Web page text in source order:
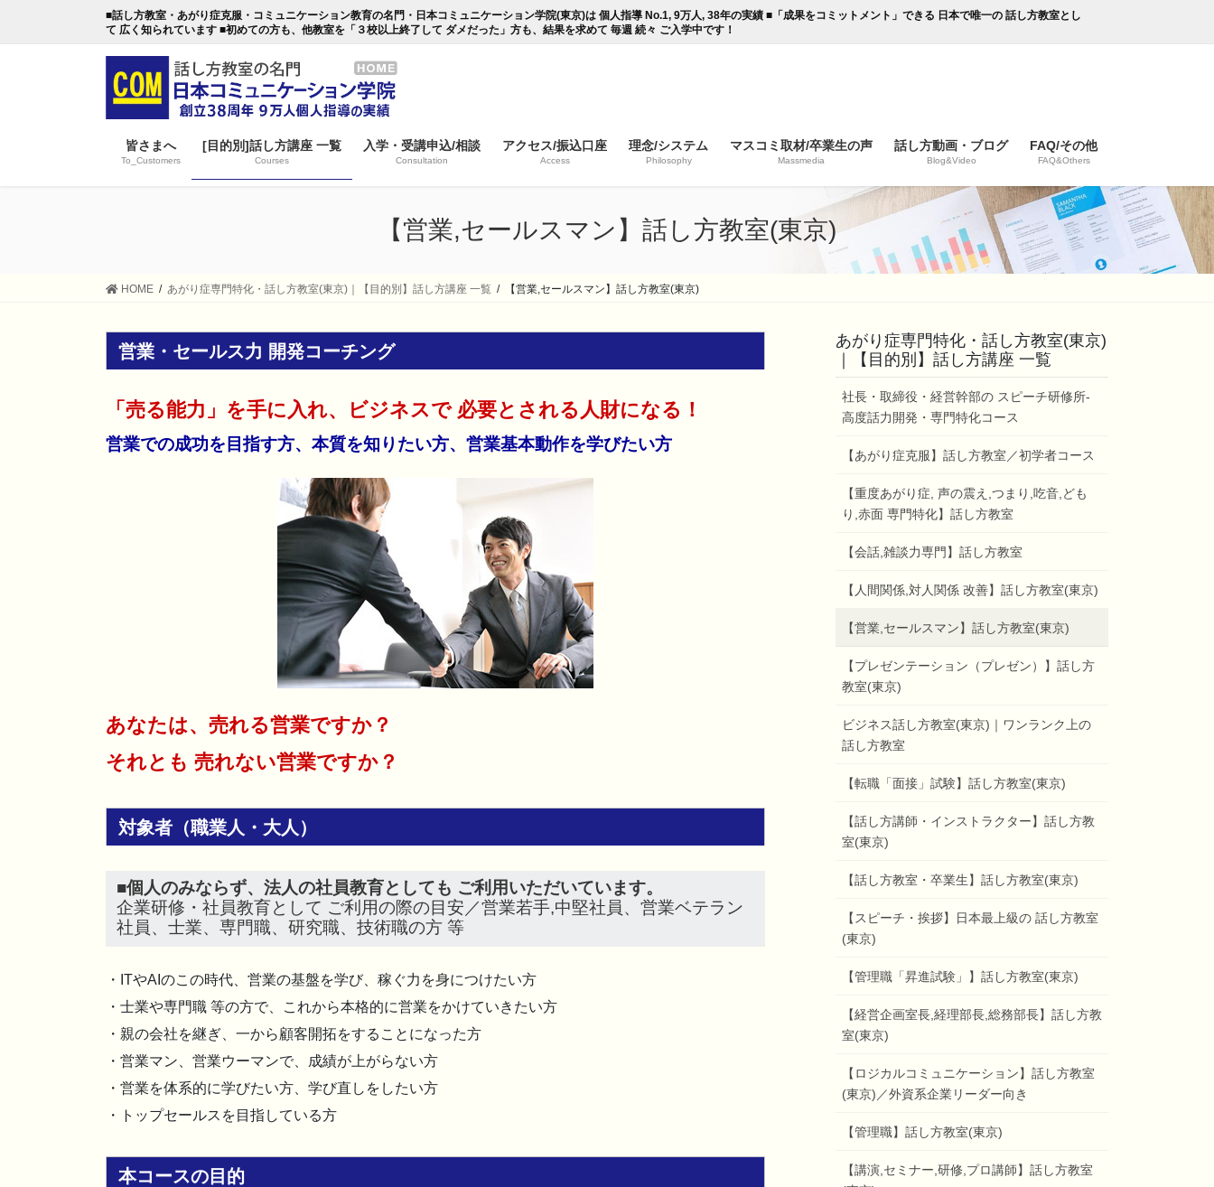
■話し方教室・あがり症克服・コミュニケーション教育の名門・日本コミュニケーション学院(東京)は 個人指導 No.1, 9万人, 38年の実績 ■「成果をコミットメント」できる 日本で唯一の 話し方教室とし
て 広く知られています ■初めての方も、他教室を「３校以上終了して ダメだった」方も、結果を求めて 毎週 続々 ご入学中です！
皆さまへ
To_Customers
[目的別]話し方講座 一覧
Courses
入学・受講申込/相談
Consultation
アクセス/振込口座
Access
理念/システム
Philosophy
マスコミ取材/卒業生の声
Massmedia
話し方動画・ブログ
Blog&Video
FAQ/その他
FAQ&Others
【営業,セールスマン】話し方教室(東京)
HOME あがり症専門特化・話し方教室(東京)｜【目的別】話し方講座 一覧 【営業,セールスマン】話し方教室(東京)
営業・セールス力 開発コーチング
「売る能力」を手に入れ、ビジネスで 必要とされる人財になる！
営業での成功を目指す方、本質を知りたい方、営業基本動作を学びたい方
あなたは、売れる営業ですか？
それとも 売れない営業ですか？
対象者（職業人・大人）
■個人のみならず、法人の社員教育としても ご利用いただいています。
企業研修・社員教育として ご利用の際の目安／営業若手,中堅社員、営業ベテラン
社員、士業、専門職、研究職、技術職の方 等
・ITやAIのこの時代、営業の基盤を学び、稼ぐ力を身につけたい方
・士業や専門職 等の方で、これから本格的に営業をかけていきたい方
・親の会社を継ぎ、一から顧客開拓をすることになった方
・営業マン、営業ウーマンで、成績が上がらない方
・営業を体系的に学びたい方、学び直しをしたい方
・トップセールスを目指している方
本コースの目的
あがり症専門特化・話し方教室(東京)
｜【目的別】話し方講座 一覧
社長・取締役・経営幹部の スピーチ研修所-
高度話力開発・専門特化コース
【あがり症克服】話し方教室／初学者コース
【重度あがり症, 声の震え,つまり,吃音,ども
り,赤面 専門特化】話し方教室
【会話,雑談力専門】話し方教室
【人間関係,対人関係 改善】話し方教室(東京)
【営業,セールスマン】話し方教室(東京)
【プレゼンテーション（プレゼン）】話し方
教室(東京)
ビジネス話し方教室(東京)｜ワンランク上の
話し方教室
【転職「面接」試験】話し方教室(東京)
【話し方講師・インストラクター】話し方教
室(東京)
【話し方教室・卒業生】話し方教室(東京)
【スピーチ・挨拶】日本最上級の 話し方教室
(東京)
【管理職「昇進試験」】話し方教室(東京)
【経営企画室長,経理部長,総務部長】話し方教
室(東京)
【ロジカルコミュニケーション】話し方教室
(東京)／外資系企業リーダー向き
【管理職】話し方教室(東京)
【講演,セミナー,研修,プロ講師】話し方教室